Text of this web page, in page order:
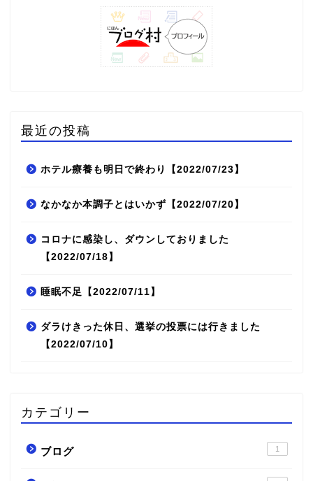
最近の投稿
ホテル療養も明日で終わり【2022/07/23】
なかなか本調子とはいかず【2022/07/20】
コロナに感染し、ダウンしておりました
【2022/07/18】
睡眠不足【2022/07/11】
ダラけきった休日、選挙の投票には行きました
【2022/07/10】
カテゴリー
ブログ 1